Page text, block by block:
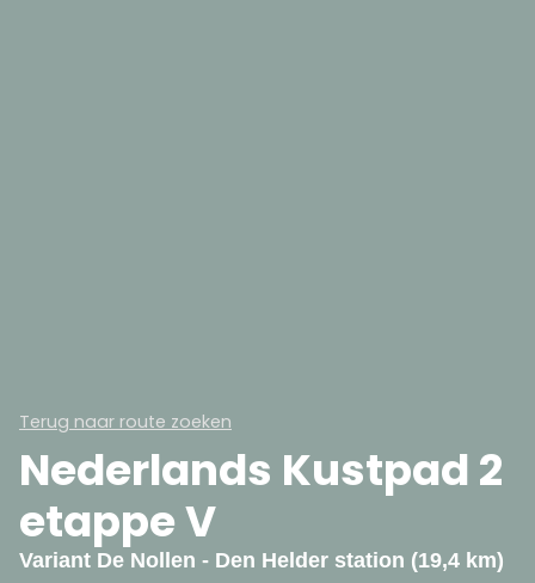
Terug naar route zoeken
Nederlands Kustpad 2
etappe V
Variant De Nollen - Den Helder station (19,4 km)